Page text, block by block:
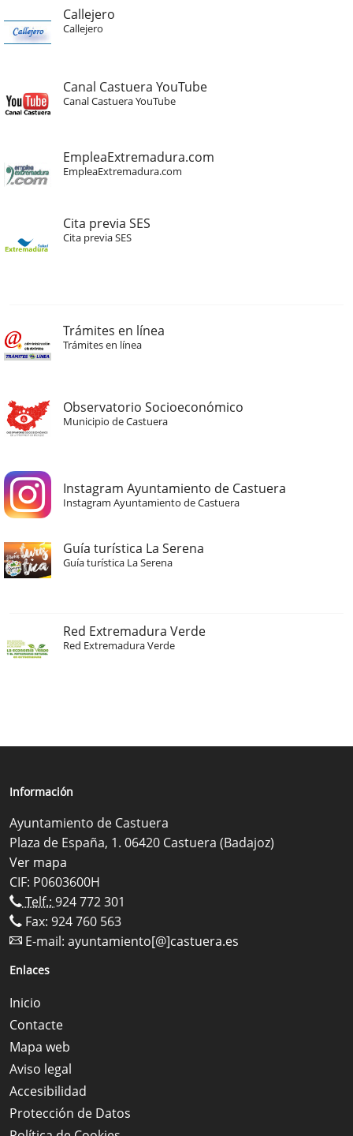
Callejero
Callejero
Canal Castuera YouTube
Canal Castuera YouTube
EmpleaExtremadura.com
EmpleaExtremadura.com
Cita previa SES
Cita previa SES
Trámites en línea
Trámites en línea
Observatorio Socioeconómico
Municipio de Castuera
Instagram Ayuntamiento de Castuera
Instagram Ayuntamiento de Castuera
Guía turística La Serena
Guía turística La Serena
Red Extremadura Verde
Red Extremadura Verde
Información
Ayuntamiento de Castuera
Plaza de España, 1. 06420 Castuera (Badajoz)
Ver mapa
CIF: P0603600H
Telf.: 924 772 301
Fax: 924 760 563
E-mail: ayuntamiento[@]castuera.es
Enlaces
Inicio
Contacte
Mapa web
Aviso legal
Accesibilidad
Protección de Datos